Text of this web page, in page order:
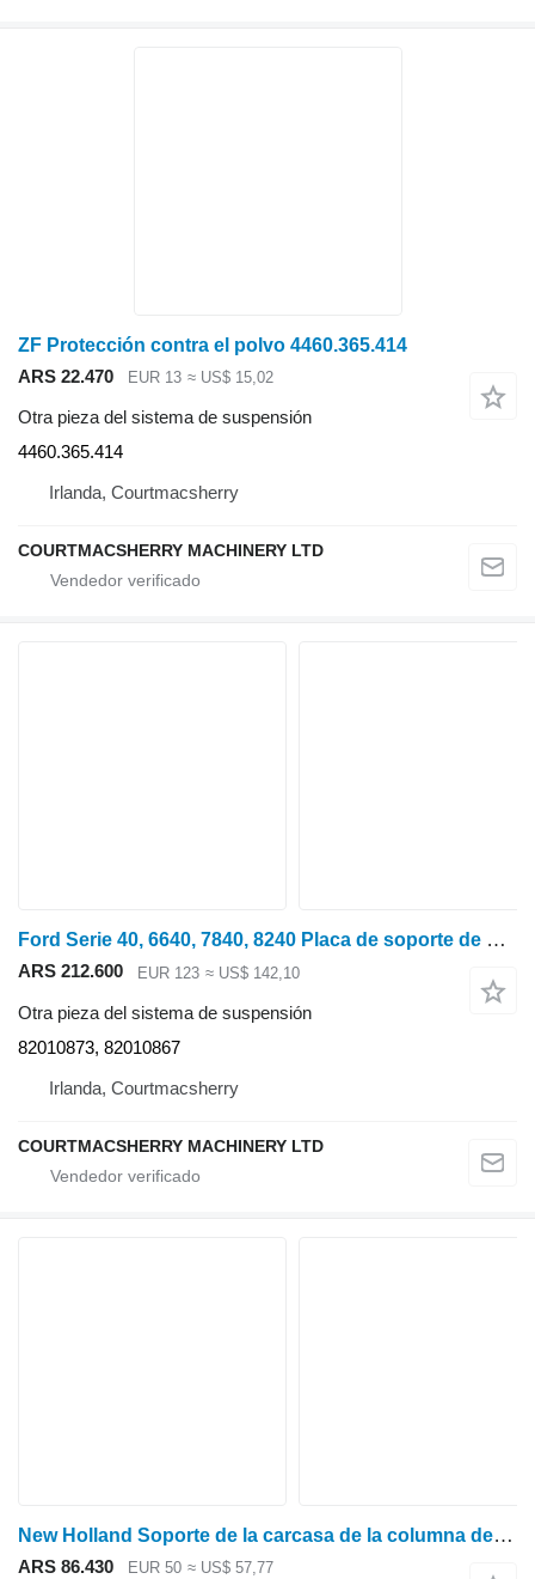
ZF Protección contra el polvo 4460.365.414
ARS 22.470
EUR 13 ≈ US$ 15,02
Otra pieza del sistema de suspensión
4460.365.414
Irlanda, Courtmacsherry
COURTMACSHERRY MACHINERY LTD
Ford Serie 40, 6640, 7840, 8240 Placa de soporte de dirección 82010873, 820
ARS 212.600 EUR 123 ≈ US$ 142,10
Otra pieza del sistema de suspensión
82010873, 82010867
Irlanda, Courtmacsherry
COURTMACSHERRY MACHINERY LTD
New Holland Soporte de la carcasa de la columna de dirección Case Ts115a Delta 87327092, 8203 82035980
ARS 86.430 EUR 50 ≈ US$ 57,77